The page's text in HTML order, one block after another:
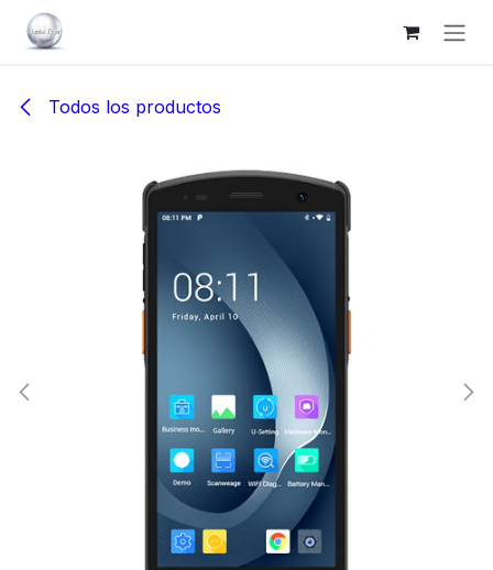
Ir al contenido
Todos los productos